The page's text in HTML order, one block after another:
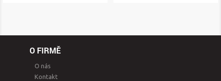
O FIRMĚ
O nás
Kontakt